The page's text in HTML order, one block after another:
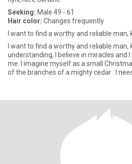
Seeking: Male 49 - 61
Hair color: Changes frequently
I want to find a worthy and reliable man,
I want to find a worthy and reliable man,
understanding, I believe in miracles and
me. I imagine myself as a small
of the branches of a mighty